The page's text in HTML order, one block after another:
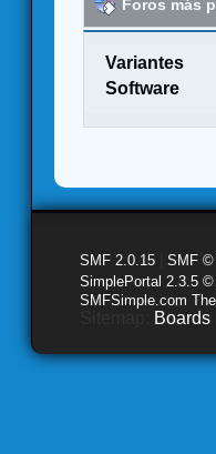
Foros más
Variantes
Software
SMF 2.0.15 SMF ©
SimplePortal 2.3.5
SMFSimple.com
Boards